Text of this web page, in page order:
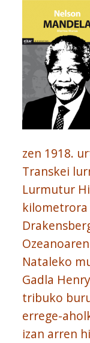
zen 1918.
Transkei
Lurmutur
kilometrora
Nataleko
Gadla
tribuko
errege-
izan arren